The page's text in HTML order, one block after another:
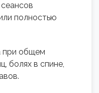
полностью
при общем
болях в спине,